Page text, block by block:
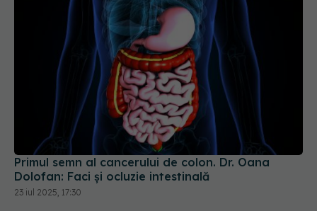
Primul semn al cancerului de colon. Dr. Oana
Dolofan: Faci și ocluzie intestinală
23 iul 2025, 17:30